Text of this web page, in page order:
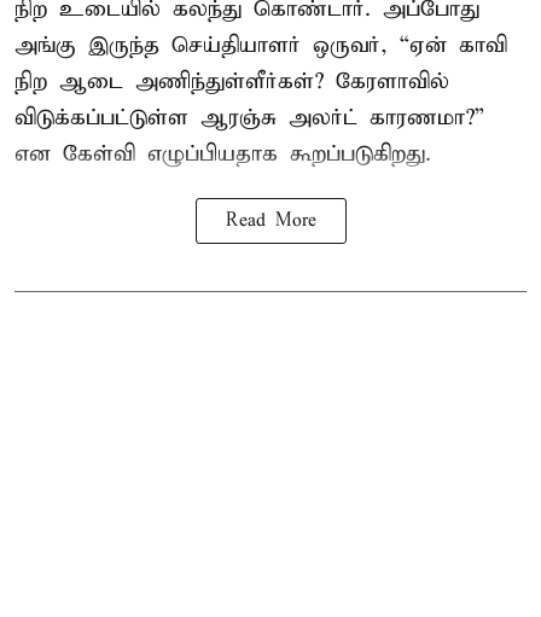
நிற உடையில் கலந்து கொண்டார். அப்போது
அங்கு இருந்த செய்தியாளர் ஒருவர், “ஏன் காவி
நிற ஆடை அணிந்துள்ளீர்கள்? கேரளாவில்
விடுக்கப்பட்டுள்ள ஆரஞ்சு அலர்ட் காரணமா?”
என கேள்வி எழுப்பியதாக கூறப்படுகிறது.
Read More